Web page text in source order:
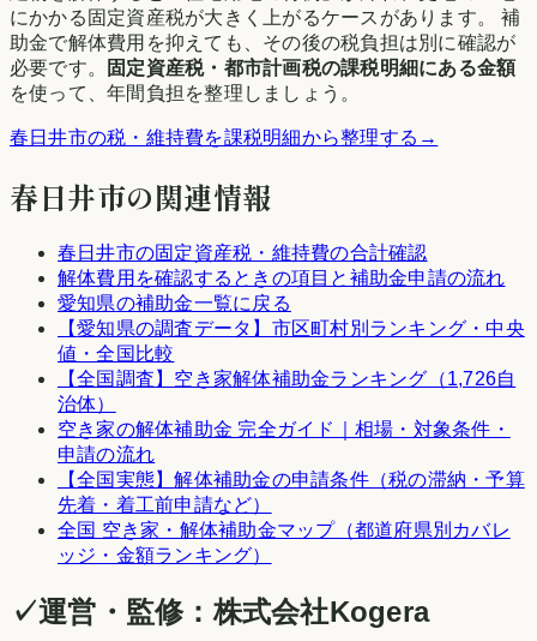
にかかる固定資産税が大きく上がるケースがあります。 補
助金で解体費用を抑えても、その後の税負担は別に確認が
必要です。
固定資産税・都市計画税の課税明細にある金額
を使って、年間負担を整理しましょう。
春日井市の税・維持費を課税明細から整理する →
春日井市の関連情報
春日井市の固定資産税・維持費の合計確認
解体費用を確認するときの項目と補助金申請の流れ
愛知県の補助金一覧に戻る
【愛知県の調査データ】市区町村別ランキング・中央
値・全国比較
【全国調査】空き家解体補助金ランキング（1,726自
治体）
空き家の解体補助金 完全ガイド｜相場・対象条件・
申請の流れ
【全国実態】解体補助金の申請条件（税の滞納・予算
先着・着工前申請など）
全国 空き家・解体補助金マップ（都道府県別カバレ
ッジ・金額ランキング）
✓運営・監修：株式会社Kogera